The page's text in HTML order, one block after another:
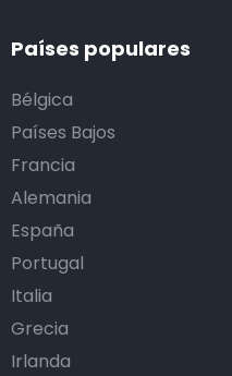
Países populares
Bélgica
Países Bajos
Francia
Alemania
España
Portugal
Italia
Grecia
Irlanda